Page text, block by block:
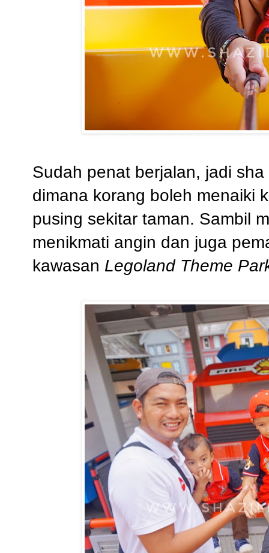
Sudah penat berjalan, jadi
dimana korang boleh menaiki
pusing sekitar taman. Sambil
menikmati angin dan juga
kawasan Legoland Theme